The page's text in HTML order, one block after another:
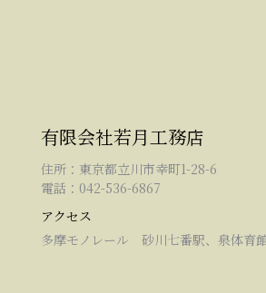
有限会社若月工務店
住所：東京都立川市幸町1-28-6
電話：042-536-6867
アクセス
多摩モノレール 砂川七番駅、泉体育